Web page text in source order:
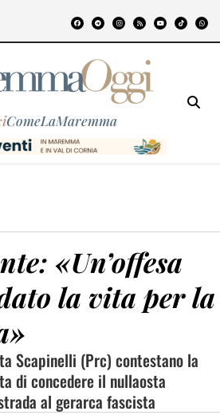
ComeLaMaremma
«Un’offesa
la vita per la
Scapinelli (Prc) contestano la
di concedere il nullaosta
al gerarca fascista